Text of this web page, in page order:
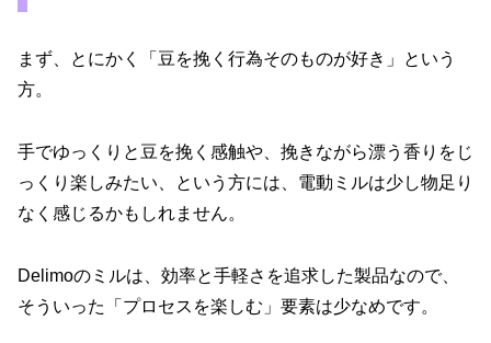
まず、とにかく「豆を挽く行為そのものが好き」という
方。
手でゆっくりと豆を挽く感触や、挽きながら漂う香りをじ
っくり楽しみたい、という方には、電動ミルは少し物足り
なく感じるかもしれません。
Delimoのミルは、効率と手軽さを追求した製品なので、
そういった「プロセスを楽しむ」要素は少なめです。